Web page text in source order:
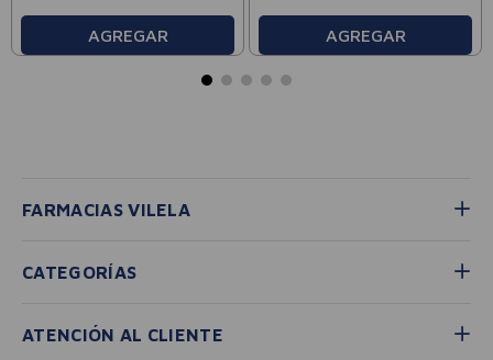
AGREGAR AGREGAR
FARMACIAS VILELA
CATEGORÍAS
ATENCIÓN AL CLIENTE